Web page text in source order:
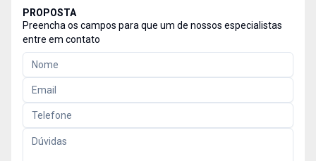
PROPOSTA
Preencha os campos para que um de nossos especialistas
entre em contato